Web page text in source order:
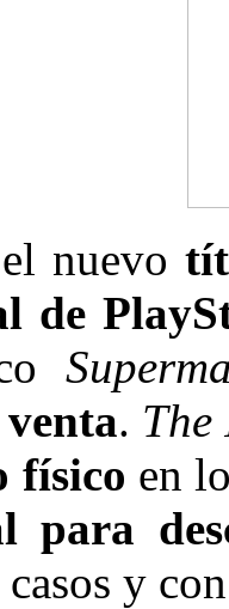
nuevo
de
.
físico en
para
casos y